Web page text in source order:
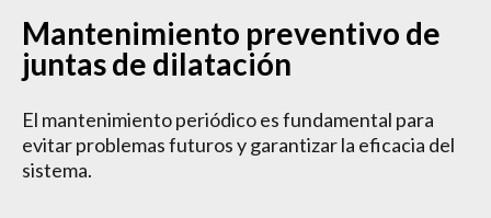
Mantenimiento preventivo de
juntas de dilatación
El mantenimiento periódico es fundamental para
evitar problemas futuros y garantizar la eficacia del
sistema.